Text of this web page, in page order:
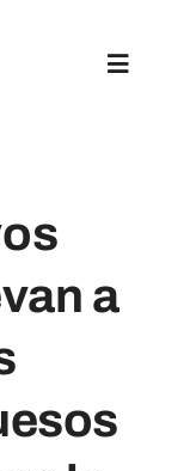
Toggle
a